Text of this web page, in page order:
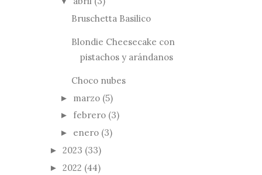
Bruschetta Basilico
Blondie Cheesecake con
pistachos y arándanos
Choco nubes
► marzo (5)
► febrero (3)
► enero (3)
► 2023 (33)
► 2022 (44)